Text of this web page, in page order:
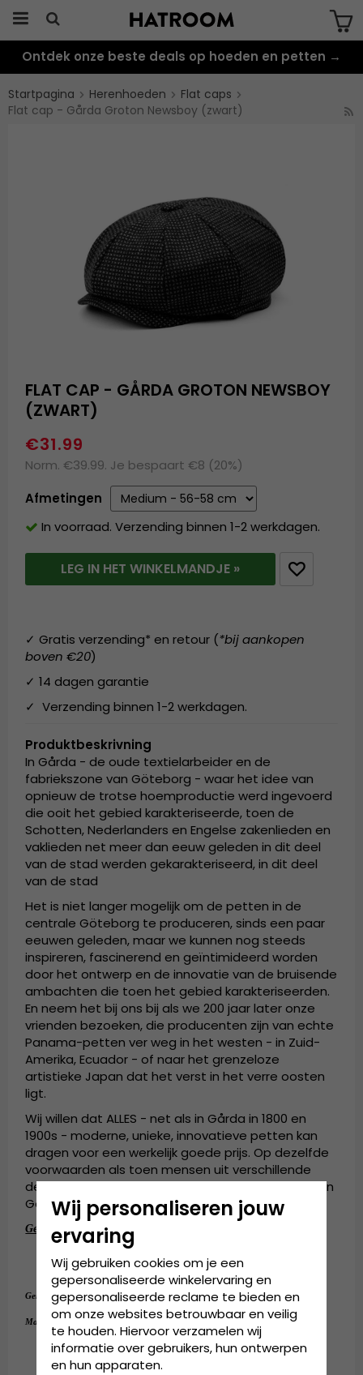
Produkten har blivit tillagd i varukorgen
Ontdek onze beste deals op hoeden en petten →
Startpagina Herenhoeden
Flat caps
Flat cap - Gårda Groton Newsboy (zwart)
FLAT CAP - GÅRDA GROTON NEWSBOY
(ZWART)
€31.99
Norm. €39.99. Je bespaart €8 (20%)
Afmetingen
In voorraad. Verzending binnen 1-2 werkdagen.
LEG IN HET WINKELMANDJE »
✓ Gratis verzending* en retour (*bij aankopen
boven €20)
✓ 14 dagen garantie
✓ Verzending binnen 1-2 werkdagen.
Produktbeskrivning
In Gårda - de oude textielarbeider en de
fabriekszone van Göteborg - waar het idee van
opnieuw de trotse hoemproductie werd ingevoerd
die ooit het gebied karakteriseerde, toen de
Schotten, Nederlanders en Engelse zakenlieden en
vaklieden net meer dan eeuw geleden in dit deel
van de stad werden gekarakteriseerd, in dit deel
van de stad
Het is niet langer mogelijk om de petten in de
centrale Göteborg te produceren, sinds een paar
eeuwen geleden, maar we kunnen nog steeds
inspireren, fascinerend en geïntimideerd worden
door het ontwerp en de innovatie van de bruisende
ambachten die toen het gebied karakteriseerden.
En neem het bij ons bij als we 200 jaar later onze
vrienden bezoeken, die producenten zijn van echte
Panama-petten ver weg in het westen - in Zuid-
Amerika, Ecuador - of naar het grenzeloze
artistieke Japan dat het verst in het verre oosten
ligt.
Wij willen dat ALLES - net als in Gårda in 1800 en
1900s - moderne, unieke, innovatieve petten kan
dragen voor een werkelijk goede prijs. Op dezelfde
voorwaarden als toen mensen uit verschillende
delen van Europa enkele honderden jaar geleden in
Göteborg samenkwamen.
Gedetailleerde informatie:
4 centimeter rand.
Gemaakt van: Wol.
Gemaakt van: Wol.
Maattabel: Medium - 56-58 cm.
Wij personaliseren jouw
ervaring
Wij gebruiken cookies om je een
gepersonaliseerde winkelervaring en
gepersonaliseerde reclame te bieden en
om onze websites betrouwbaar en veilig
te houden. Hiervoor verzamelen wij
informatie over gebruikers, hun ontwerpen
en hun apparaten.